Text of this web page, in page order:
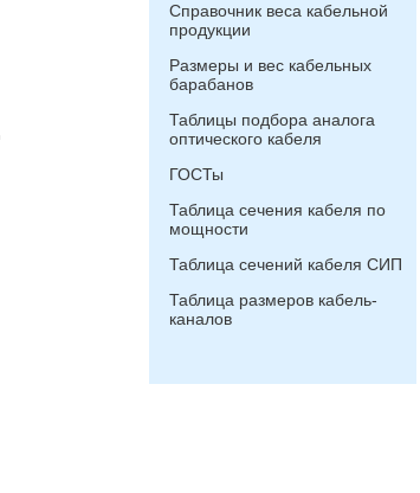
Справочник веса кабельной
продукции
Размеры и вес кабельных
барабанов
Таблицы подбора аналога
оптического кабеля
ГОСТы
Таблица сечения кабеля по
мощности
Таблица сечений кабеля СИП
Таблица размеров кабель-
каналов